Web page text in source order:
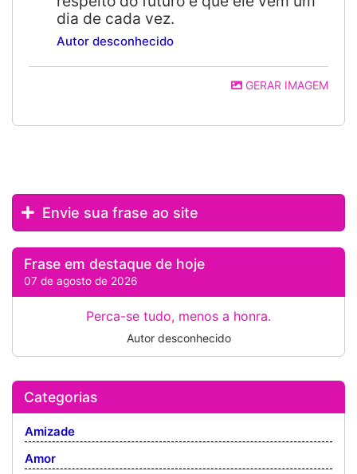
dia de cada vez.
Autor desconhecido
GERAR IMAGEM
Envie sua frase ao site
Frase em destaque de hoje
07 de agosto de 2026
Perca-se tudo, menos a honra.
Autor desconhecido
Categorias
Amizade
Amor